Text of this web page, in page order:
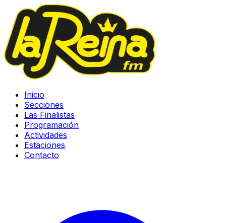
Inicio
Secciones
Las Finalistas
Programación
Actividades
Estaciones
Contacto